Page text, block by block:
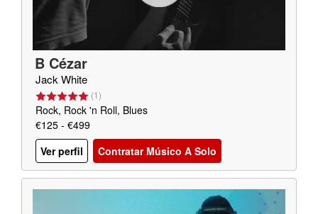
B Cézar
Jack White
(1)
Rock, Rock 'n Roll, Blues
€125 - €499
Ver perfil
Contratar Músico A Solo